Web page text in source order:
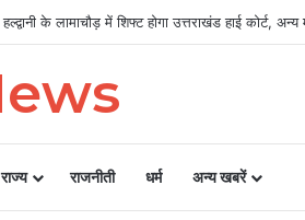
प्रस्तावों को मंजूरी, लैंड पूलिंग से होटल-पर्यटन
राज्य राजनीती धर्म अन्य खबरें